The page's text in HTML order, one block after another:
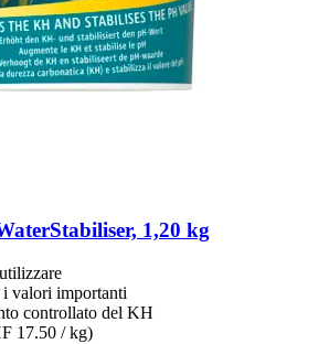
1,20 kg
i valori importanti
controllato del KH
17.50 / kg)